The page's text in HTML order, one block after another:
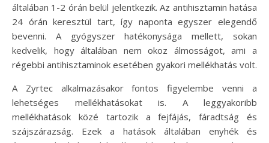
általában 1-2 órán belül jelentkezik. Az antihisztamin hatása
24 órán keresztül tart, így naponta egyszer elegendő
bevenni. A gyógyszer hatékonysága mellett, sokan
kedvelik, hogy általában nem okoz álmosságot, ami a
régebbi antihisztaminok esetében gyakori mellékhatás volt.
A Zyrtec alkalmazásakor fontos figyelembe venni a
lehetséges mellékhatásokat is. A leggyakoribb
mellékhatások közé tartozik a fejfájás, fáradtság és
szájszárazság. Ezek a hatások általában enyhék és